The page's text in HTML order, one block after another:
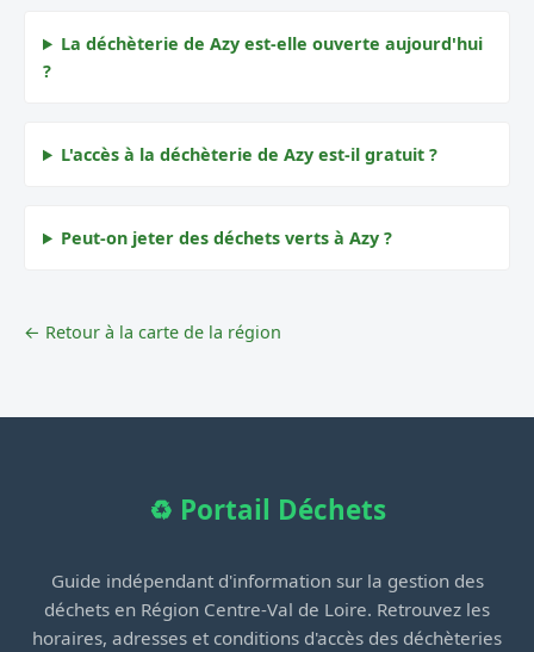
La déchèterie de Azy est-elle ouverte aujourd'hui
?
L'accès à la déchèterie de Azy est-il gratuit ?
Peut-on jeter des déchets verts à Azy ?
← Retour à la carte de la région
♻️ Portail Déchets
Guide indépendant d'information sur la gestion des
déchets en Région Centre-Val de Loire. Retrouvez les
horaires, adresses et conditions d'accès des déchèteries